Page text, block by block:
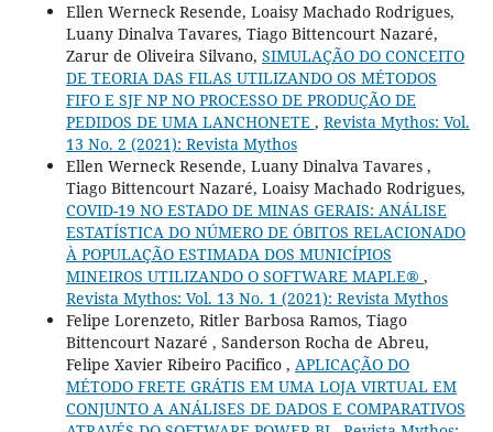
Ellen Werneck Resende, Loaisy Machado Rodrigues,
Luany Dinalva Tavares, Tiago Bittencourt Nazaré,
Zarur de Oliveira Silvano, SIMULAÇÃO DO CONCEITO
DE TEORIA DAS FILAS UTILIZANDO OS MÉTODOS
FIFO E SJF NP NO PROCESSO DE PRODUÇÃO DE
PEDIDOS DE UMA LANCHONETE , Revista Mythos: Vol.
13 No. 2 (2021): Revista Mythos
Ellen Werneck Resende, Luany Dinalva Tavares ,
Tiago Bittencourt Nazaré, Loaisy Machado Rodrigues,
COVID-19 NO ESTADO DE MINAS GERAIS: ANÁLISE
ESTATÍSTICA DO NÚMERO DE ÓBITOS RELACIONADO
À POPULAÇÃO ESTIMADA DOS MUNICÍPIOS
MINEIROS UTILIZANDO O SOFTWARE MAPLE® ,
Revista Mythos: Vol. 13 No. 1 (2021): Revista Mythos
Felipe Lorenzeto, Ritler Barbosa Ramos, Tiago
Bittencourt Nazaré , Sanderson Rocha de Abreu,
Felipe Xavier Ribeiro Pacifico , APLICAÇÃO DO
MÉTODO FRETE GRÁTIS EM UMA LOJA VIRTUAL EM
CONJUNTO A ANÁLISES DE DADOS E COMPARATIVOS